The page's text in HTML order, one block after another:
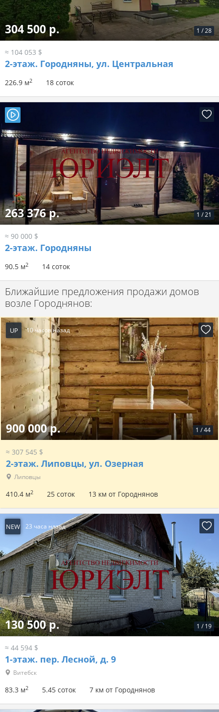
1 /28
304 500 р.
≈ 104 053 $
2-этаж. Городняны, ул. Центральная
226.9 м2 18 соток
1 /21
263 376 р.
≈ 90 000 $
2-этаж. Городняны
90.5 м2 14 соток
Ближайшие предложения продажи домов
возле Городнянов:
UP 10 часов назад
1 /44
900 000 р.
≈ 307 545 $
2-этаж. Липовцы, ул. Озерная
Липовцы
410.4 м2 25 соток 13 км от Городнянов
NEW 23 часа назад
1 / 19
130 500 р.
≈ 44 594 $
1-этаж. пер. Лесной, д. 9
Витебск
83.3 м2 5.45 соток 7 км от Городнянов